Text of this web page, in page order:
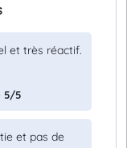
et très réactif.
5/5
et pas de